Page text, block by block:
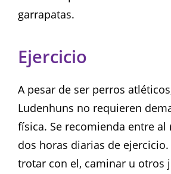
garrapatas.
Ejercicio
A pesar de ser perros
Ludenhuns no requieren
física. Se recomienda entre al
dos horas diarias de ejercicio.
trotar con el, caminar u otros